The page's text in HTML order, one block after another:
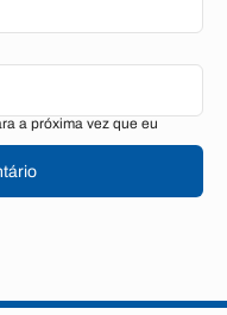
a próxima vez que eu